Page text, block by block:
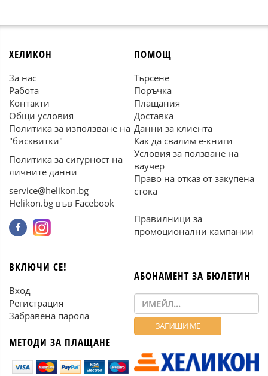
ХЕЛИКОН
За нас
Работа
Контакти
Общи условия
Политика за използване на
"бисквитки"
Политика за сигурност на
личните данни
service@helikon.bg
Helikon.bg във Facebook
ПОМОЩ
Търсене
Поръчка
Плащания
Доставка
Данни за клиента
Как да свалим е-книги
Условия за ползване на
ваучер
Право на отказ от закупена
стока
Правилници за
промоционални кампании
ВКЛЮЧИ СЕ!
Вход
Регистрация
Забравена парола
МЕТОДИ ЗА ПЛАЩАНЕ
АБОНАМЕНТ ЗА БЮЛЕТИН